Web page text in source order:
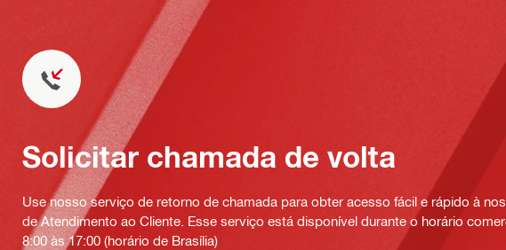
Solicitar chamada de volta
Use nosso serviço de retorno de chamada para obter acesso fácil e rápido à
de Atendimento ao Cliente. Esse serviço está disponível durante o horário
8:00 às 17:00 (horário de Brasília)